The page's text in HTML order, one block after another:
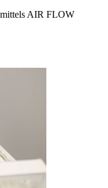
mittels AIR FLOW